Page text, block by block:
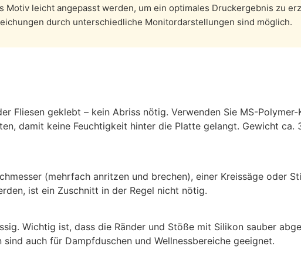
Motiv leicht angepasst werden, um ein optimales Druckergebnis zu
durch unterschiedliche Monitordarstellungen sind möglich.
Fliesen geklebt – kein Abriss nötig. Verwenden Sie MS-
damit keine Feuchtigkeit hinter die Platte gelangt. Gewicht ca.
(mehrfach anritzen und brechen), einer Kreissäge oder
ist ein Zuschnitt in der Regel nicht nötig.
Wichtig ist, dass die Ränder und Stöße mit Silikon sauber
auch für Dampfduschen und Wellnessbereiche geeignet.